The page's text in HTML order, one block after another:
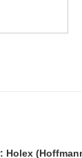
Holex